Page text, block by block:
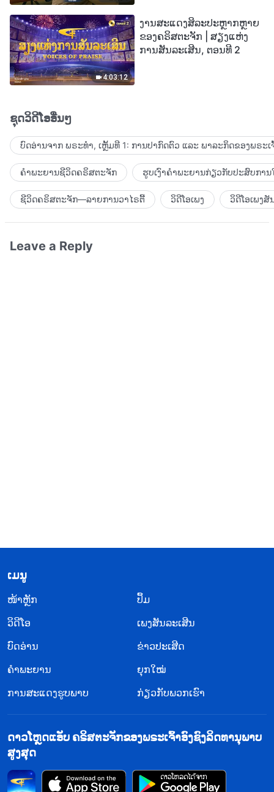
4:03:12
ງານສະແດງສິລະປະຫຼາກຫຼາຍ
ຂອງຄຣິສຕະຈັກ | ສຽງແຫ່ງ
ການສັນລະເສີນ, ຕອນທີ 2
ຊຸດວິດີໂອອື່ນໆ
ບົດອ່ານຈາກ ພຣະທຳ, ເຫຼັ້ມທີ 1: ການປາກົດຕົວ ແລະ ພາລະກິດຂອງພຣະເ
ຄຳພະຍານຊີວິດຄຣິສຕະຈັກ ຮູບເງົາຄຳພະຍານກ່ຽວກັບປະສົບກາ
ຊີວິດຄຣິສຕະຈັກ—ລາຍການວາໄຣຕີ້ ວິດີໂອເພງ ວິດີໂອເພງສັ
Leave a Reply
​ເມ​ນູ
​ໜ້າຫຼັກ
ປຶ້ມ
ວິ​ດີ​ໂອ
ເພງສັນລະເສີນ
ບົດອ່ານ
ຂ່າວປະເສີດ
ຄຳພະຍານ
ຍຸກໃໝ່
ການສະແດງຮູບພາບ
ກ່ຽວກັບພວກເຮົາ
ດາວໂຫຼດແອັບ ຄຣິສຕະຈັກຂອງພຣະເຈົ້າອົງຊົງລິດທານຸພາບ
ສູງສຸດ